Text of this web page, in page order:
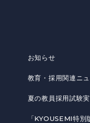
お知らせ
教育・採用関連ニ
夏の教員採用試験
「KYOUSEMI特